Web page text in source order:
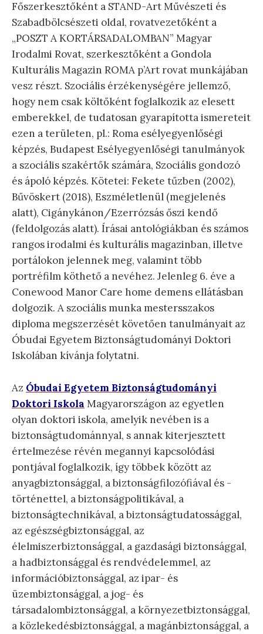
Főszerkesztőként a STAND-Art Művészeti és
Szabadbölcsészeti oldal, rovatvezetőként a
„POSZT A KORTÁRSADALOMBAN” Magyar
Irodalmi Rovat, szerkesztőként a Gondola
Kulturális Magazin ROMA p’Art rovat munkájában
vesz részt. Szociális érzékenységére jellemző,
hogy nem csak költőként foglalkozik az elesett
emberekkel, de tudatosan gyarapította ismereteit
ezen a területen, pl.: Roma esélyegyenlőségi
képzés, Budapest Esélyegyenlőségi tanulmányok
a szociális szakértők számára, Szociális gondozó
és ápoló képzés. Kötetei: Fekete tűzben (2002),
Bűvöskert (2018), Eszméletlenül (megjelenés
alatt), Cigánykánon/Ezerrózsás őszi kendő
(feldolgozás alatt). Írásai antológiákban és számos
rangos irodalmi és kulturális magazinban, illetve
portálokon jelennek meg, valamint több
portréfilm köthető a nevéhez. Jelenleg 6. éve a
Conewood Manor Care home demens ellátásban
dolgozik. A szociális munka mestersszakos
diploma megszerzését követően tanulmányait az
Óbudai Egyetem Biztonságtudományi Doktori
Iskolában kívánja folytatni.
Az Óbudai Egyetem Biztonságtudományi
Doktori Iskola Magyarországon az egyetlen
olyan doktori iskola, amelyik nevében is a
biztonságtudománnyal, s annak kiterjesztett
értelmezése révén megannyi kapcsolódási
pontjával foglalkozik, így többek között az
anyagbiztonsággal, a biztonságfilozófiával és -
történettel, a biztonságpolitikával, a
biztonságtechnikával, a biztonságtudatossággal,
az egészségbiztonsággal, az
élelmiszerbiztonsággal, a gazdasági biztonsággal,
a hadbiztonsággal és rendvédelemmel, az
információbiztonsággal, az ipar- és
üzembiztonsággal, a jog- és
társadalombiztonsággal, a környezetbiztonsággal,
a közlekedésbiztonsággal, a magánbiztonsággal, a